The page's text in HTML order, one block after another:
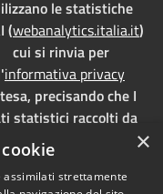
le statistiche
(webanalytics.italia.it)
cui si rinvia per
informativa privacy
precisando che I
statistici raccolti da
vengono memorizzati
su server dedicati,
in Italia e ad uso
×
assimilati strettamente